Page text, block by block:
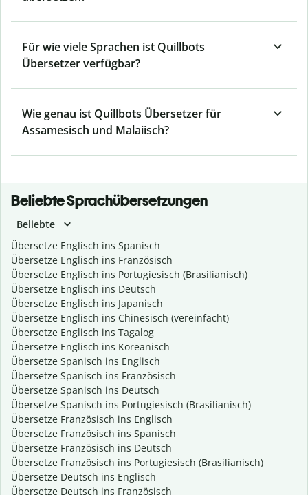
Für wie viele Sprachen ist Quillbots
Übersetzer verfügbar?
Wie genau ist Quillbots Übersetzer für
Assamesisch und Malaiisch?
Beliebte Sprachübersetzungen
Beliebte
Übersetze Englisch ins Spanisch
Übersetze Englisch ins Französisch
Übersetze Englisch ins Portugiesisch (Brasilianisch)
Übersetze Englisch ins Deutsch
Übersetze Englisch ins Japanisch
Übersetze Englisch ins Chinesisch (vereinfacht)
Übersetze Englisch ins Tagalog
Übersetze Englisch ins Koreanisch
Übersetze Spanisch ins Englisch
Übersetze Spanisch ins Französisch
Übersetze Spanisch ins Deutsch
Übersetze Spanisch ins Portugiesisch (Brasilianisch)
Übersetze Französisch ins Englisch
Übersetze Französisch ins Spanisch
Übersetze Französisch ins Deutsch
Übersetze Französisch ins Portugiesisch (Brasilianisch)
Übersetze Deutsch ins Englisch
Übersetze Deutsch ins Französisch